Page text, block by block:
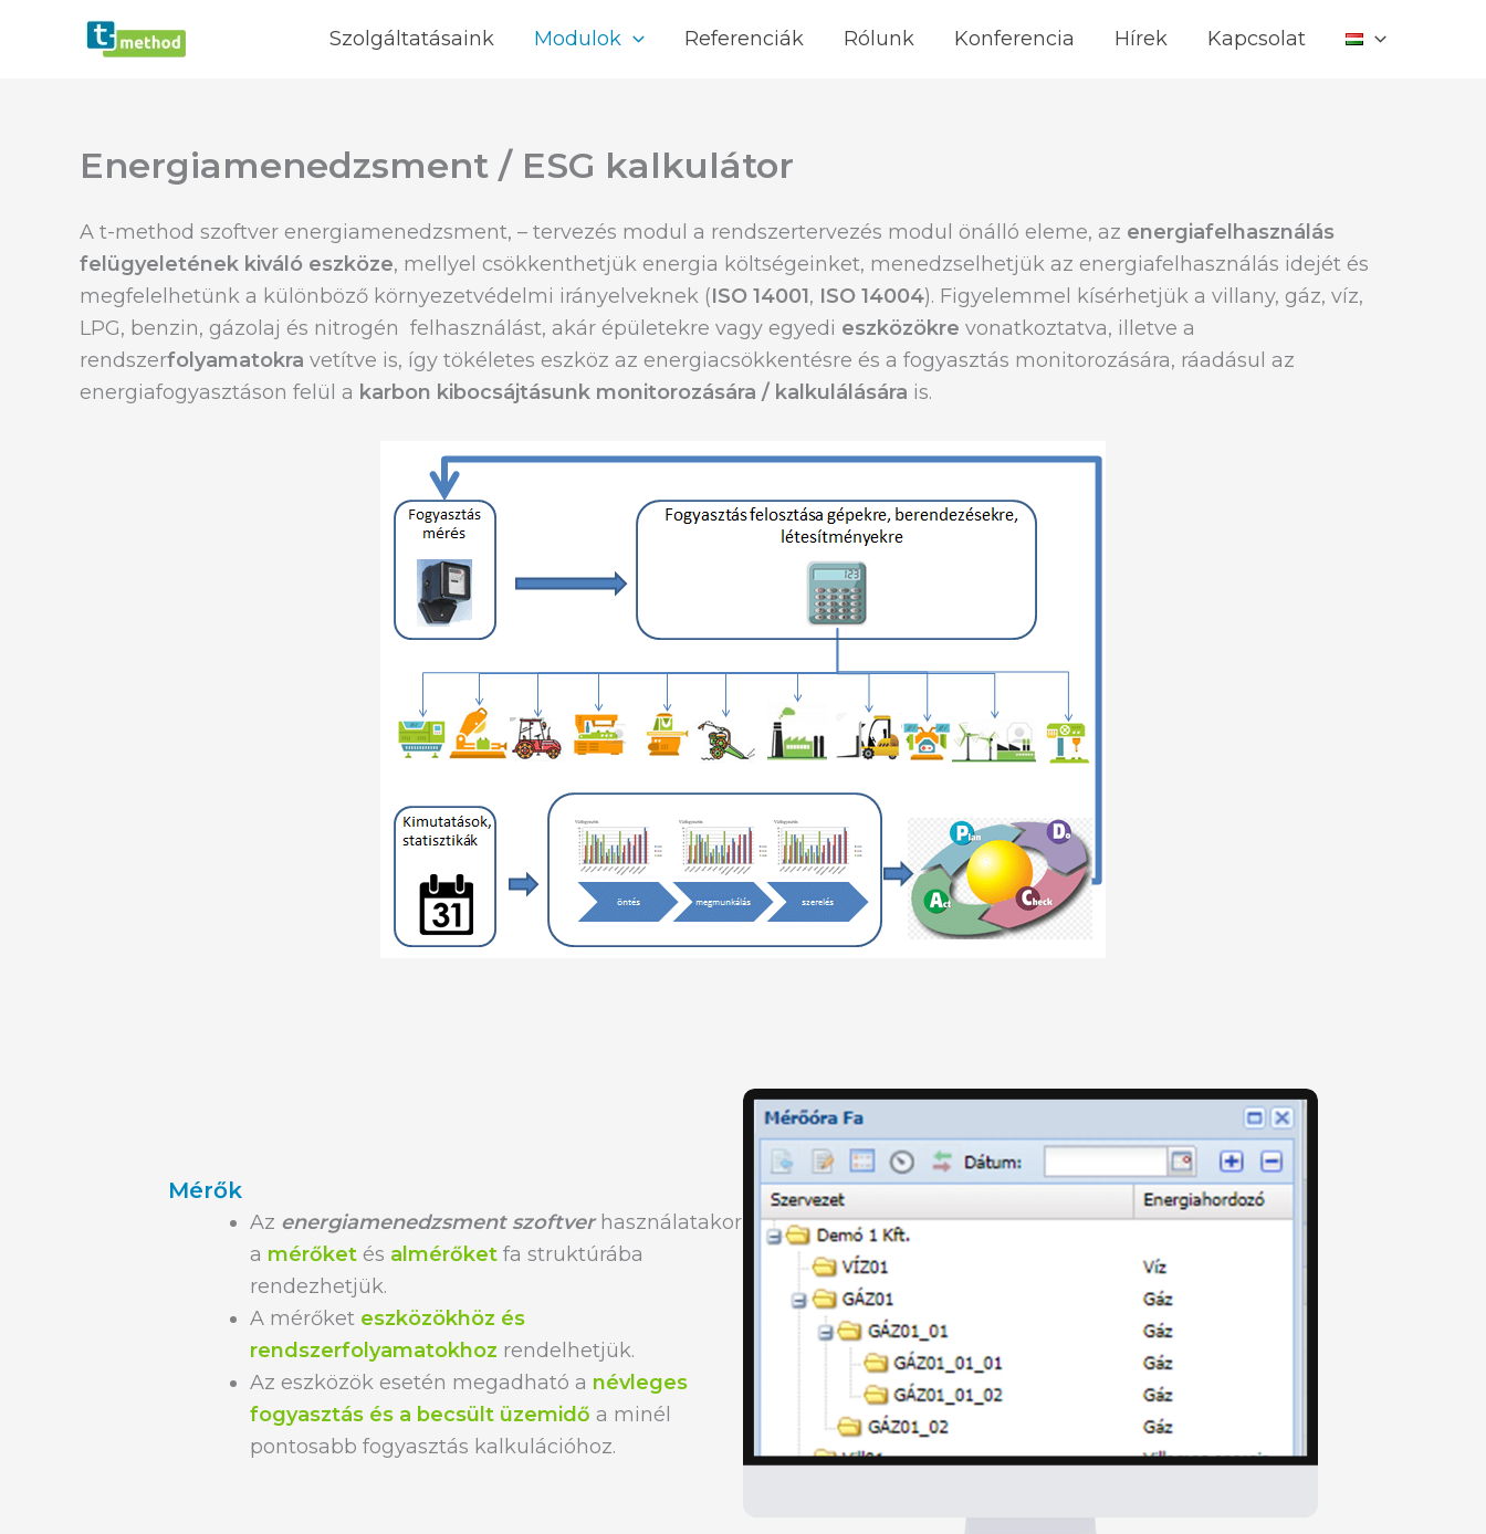
Szolgáltatásaink Modulok Referenciák Rólunk Konferencia Hírek Kapcsolat
Energiamenedzsment / ESG kalkulátor
A t-method szoftver energiamenedzsment, – tervezés modul a rendszertervezés modul önálló eleme, az energiafelhasználás
felügyeletének kiváló eszköze, mellyel csökkenthetjük energia költségeinket, menedzselhetjük az energiafelhasználás idejét és
megfelelhetünk a különböző környezetvédelmi irányelveknek (ISO 14001, ISO 14004). Figyelemmel kísérhetjük a villany, gáz, víz,
LPG, benzin, gázolaj és nitrogén felhasználást, akár épületekre vagy egyedi eszközökre vonatkoztatva, illetve a
rendszerfolyamatokra vetítve is, így tökéletes eszköz az energiacsökkentésre és a fogyasztás monitorozására, ráadásul az
energiafogyasztáson felül a karbon kibocsájtásunk monitorozására / kalkulálására is.
Mérők
Az energiamenedzsment szoftverhasználatakor
a mérőket és almérőket fa struktúrába
rendezhetjük.
A mérőket eszközökhöz és
rendszerfolyamatokhoz rendelhetjük.
Az eszközök esetén megadható a névleges
fogyasztás és a becsült üzemidő a minél
pontosabb fogyasztás kalkulációhoz.